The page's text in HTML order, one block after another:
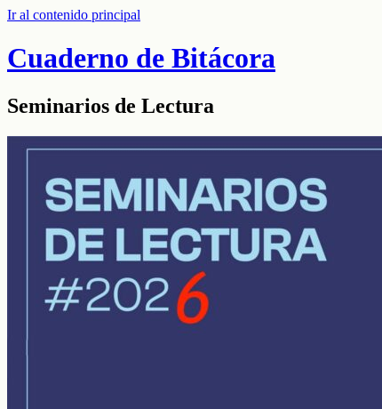
Ir al contenido principal
Cuaderno de Bitácora
Seminarios de Lectura